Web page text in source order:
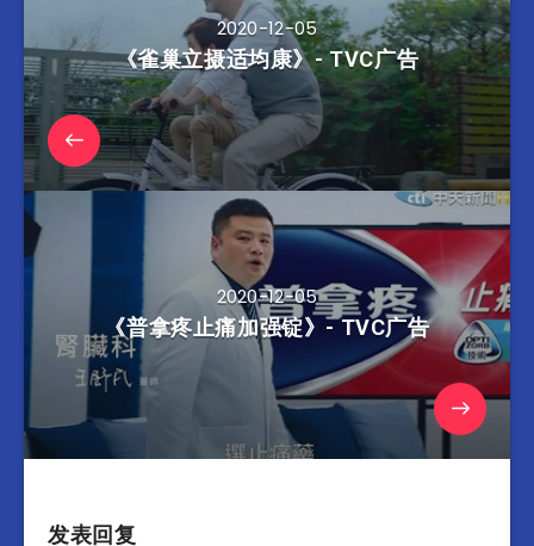
2020-12-05
《雀巢立摄适均康》- TVC广告
2020-12-05
《普拿疼止痛加强锭》- TVC广告
发表回复